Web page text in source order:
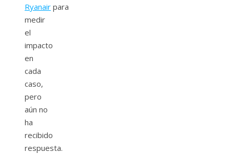
Ryanair para
medir
el
impacto
en
cada
caso,
pero
aún no
ha
recibido
respuesta.